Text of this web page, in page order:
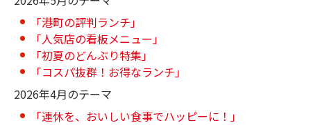
「港町の評判ランチ」
「人気店の看板メニュー」
「初夏のどんぶり特集」
「コスパ抜群！お得なランチ」
2026年4月のテーマ
「連休を、おいしい食事でハッピーに！」